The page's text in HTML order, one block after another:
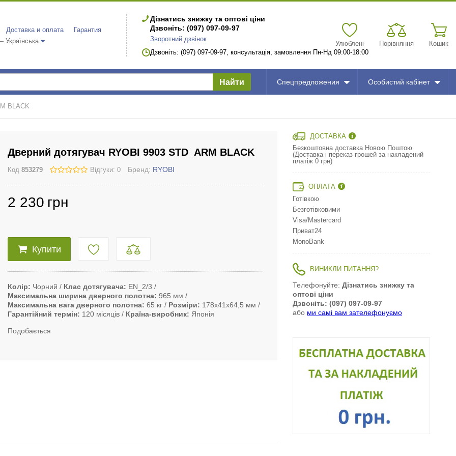
Доставка и оплата
Гарантия
Дізнатись знижку та оптові ціни
Дзвоніть: (097) 097-09-97
Зворотний дзвінок
Дзвоніть: (097) 097-09-97, консультація, замовлення Пн-Нд 09:00-18:00
Улюблені Порівняння Кошик
Найти Спецпредложения Особистий кабінет
BLACK
Дверний дотягувач RYOBI 9903 STD_ARM BLACK
Код 853279 Відгуки: 0 Бренд: RYOBI
2 230 грн
Купити
Колір Чорний Клас дотягувача
EN_2/3
Максимальна ширина дверного полотна 965 мм
Максимальна вага дверного полотна 65 кг Розміри
178х41х64,5 мм
Гарантійний термін
120 місяців Країна-виробник Японія
Подобається
ДОСТАВКА
Безкоштовна доставка Новою Поштою
(Доставка і переказ грошей за накладений
платіж 0 грн)
ОПЛАТА
Готівкою
Безготівковими
Visa/Mastercard
Приват24
MonoBank
ВИНИКЛИ ПИТАННЯ?
Телефонуйте: Дізнатись знижку та
оптові ціни
Дзвоніть: (097) 097-09-97
або ми самі вам зателефонуємо